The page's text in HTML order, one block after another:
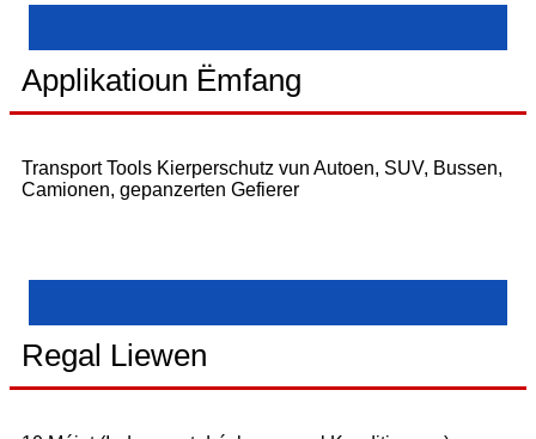
Applikatioun Ëmfang
Transport Tools Kierperschutz vun Autoen, SUV, Bussen,
Camionen, gepanzerten Gefierer
Regal Liewen